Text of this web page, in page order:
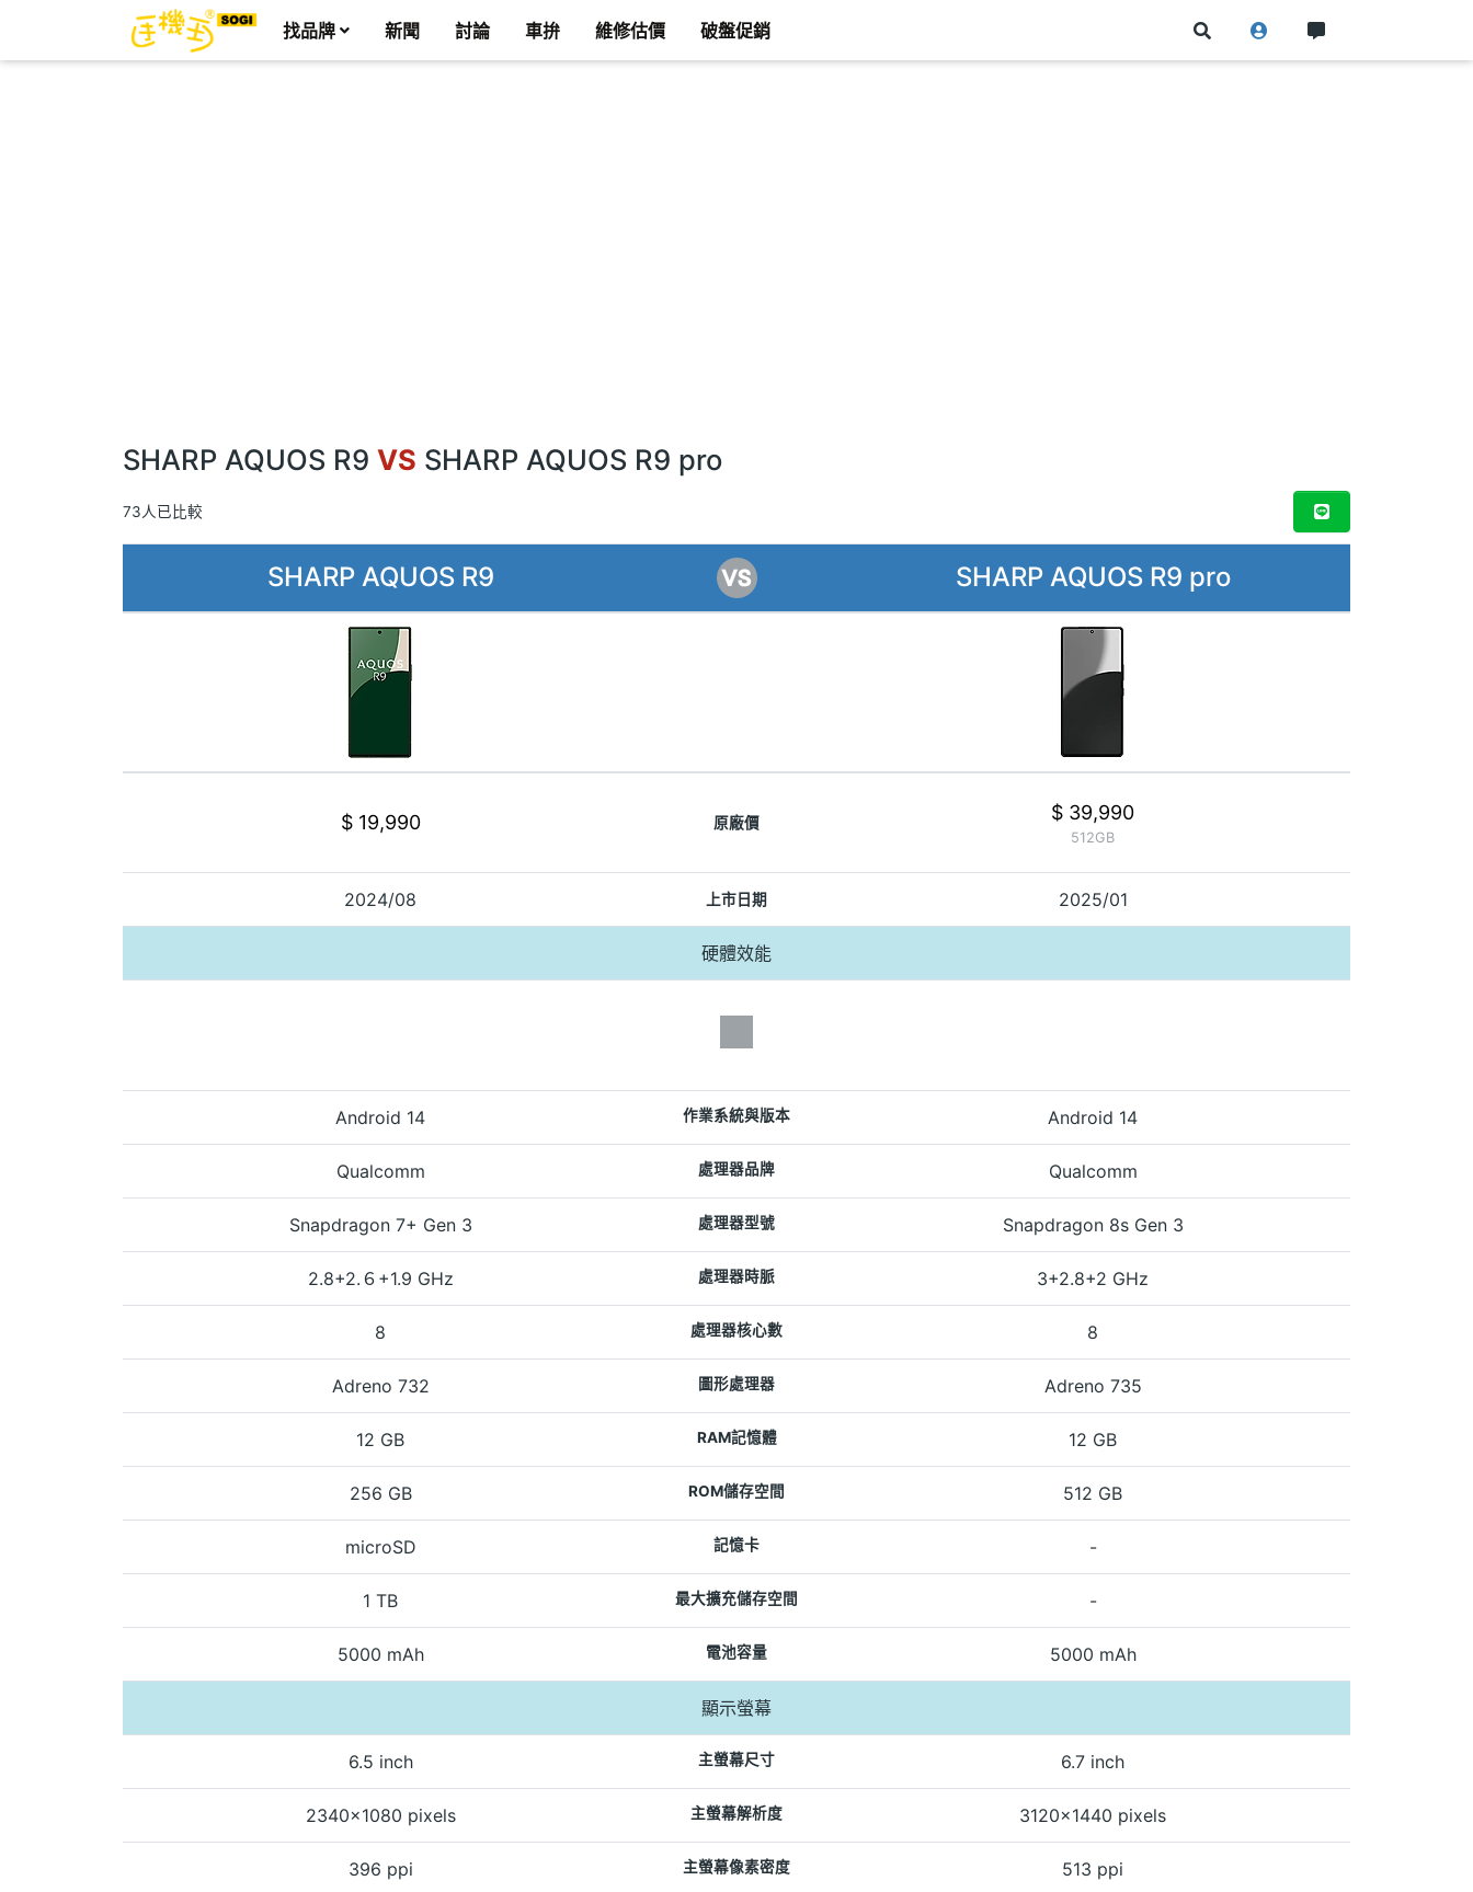
找品牌 新聞 討論 車拚 維修估價 破盤促銷
SHARP AQUOS R9 VS SHARP AQUOS R9 pro
73人已比較
SHARP AQUOS R9 SHARP AQUOS R9 pro
$ 19,990 原廠價 $ 39,990
512GB
2024/08 上市日期 2025/01
硬體效能
Android 14 作業系統與版本 Android 14
Qualcomm 處理器品牌 Qualcomm
Snapdragon 7+ Gen 3 處理器型號 Snapdragon 8s Gen 3
2.8+2.６+1.9 GHz 處理器時脈 3+2.8+2 GHz
8 處理器核心數 8
Adreno 732 圖形處理器 Adreno 735
12 GB RAM記憶體 12 GB
256 GB ROM儲存空間 512 GB
microSD 記憶卡 -
1 TB 最大擴充儲存空間 -
5000 mAh 電池容量 5000 mAh
顯示螢幕
6.5 inch 主螢幕尺寸 6.7 inch
2340x1080 pixels 主螢幕解析度 3120x1440 pixels
396 ppi 主螢幕像素密度 513 ppi